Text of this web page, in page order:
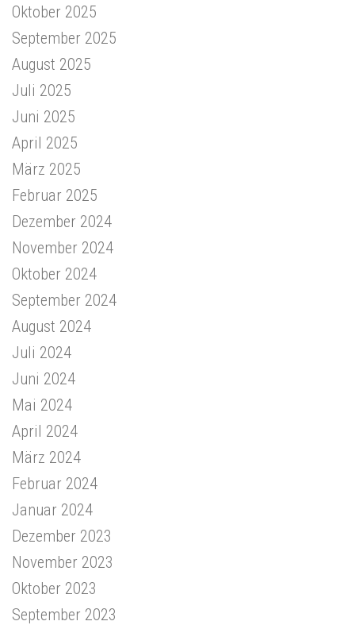
Oktober 2025
September 2025
August 2025
Juli 2025
Juni 2025
April 2025
März 2025
Februar 2025
Dezember 2024
November 2024
Oktober 2024
September 2024
August 2024
Juli 2024
Juni 2024
Mai 2024
April 2024
März 2024
Februar 2024
Januar 2024
Dezember 2023
November 2023
Oktober 2023
September 2023